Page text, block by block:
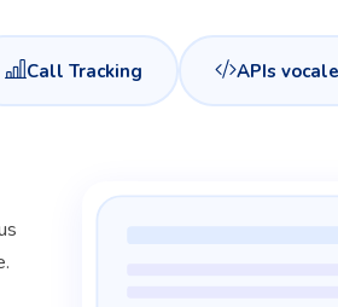
Call Tracking APIs